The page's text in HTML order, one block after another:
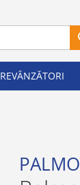
REVÂNZĂTORI